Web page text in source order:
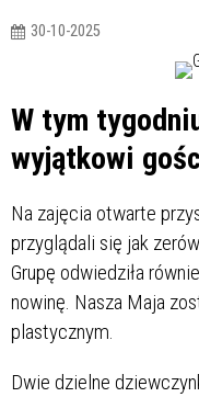
30-10-2025
W tym
wyjątkowi
Na zajęcia otwarte
przyglądali się jak
Grupę odwiedziła
nowinę. Nasza Maja
plastycznym.
Dwie dzielne